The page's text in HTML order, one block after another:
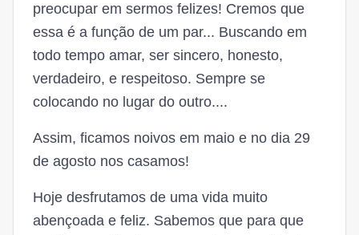
preocupar em sermos felizes! Cremos que
essa é a função de um par... Buscando em
todo tempo amar, ser sincero, honesto,
verdadeiro, e respeitoso. Sempre se
colocando no lugar do outro....
Assim, ficamos noivos em maio e no dia 29
de agosto nos casamos!
Hoje desfrutamos de uma vida muito
abençoada e feliz. Sabemos que para que